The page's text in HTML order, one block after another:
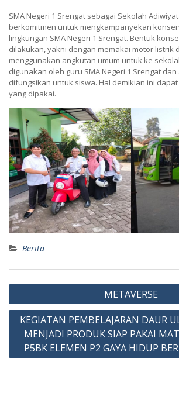
SMA Negeri 1 Srengat sebagai Sekolah
berkomitmen untuk mengkampanyekan
lingkungan SMA Negeri 1 Srengat. Bentuk
dilakukan, yakni dengan memakai motor listrik
menggunakan angkutan umum untuk ke
digunakan oleh guru SMA Negeri 1 Srengat
difungsikan untuk siswa. Hal demikian ini
yang dipakai.
Berita
Post
navigation
METAVERSE
KEGIATAN PEMBELAJARAN DAUR
MENJADI PRODUK SIAP PAKAI
P5BK ELEMEN P2 GAYA HIDUP